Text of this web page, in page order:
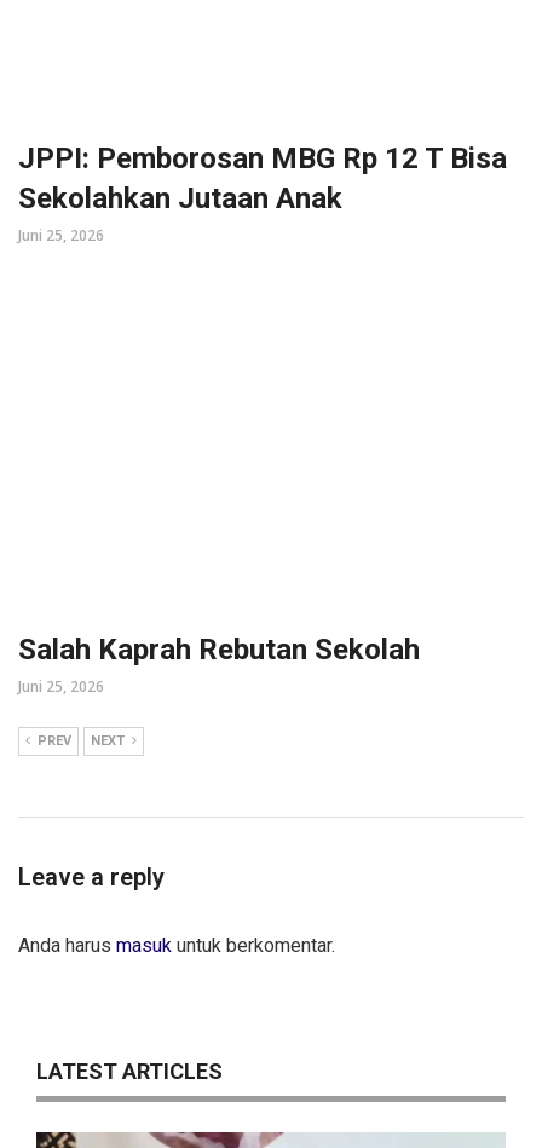
JPPI: Pemborosan MBG Rp 12 T Bisa
Sekolahkan Jutaan Anak
Juni 25, 2026
Salah Kaprah Rebutan Sekolah
Juni 25, 2026
PREV NEXT
Leave a reply
Anda harus masuk untuk berkomentar.
LATEST ARTICLES